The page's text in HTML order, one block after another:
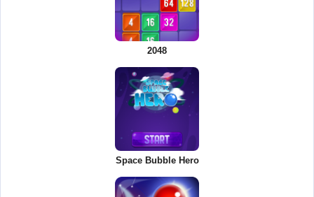
2048
Space Bubble Hero